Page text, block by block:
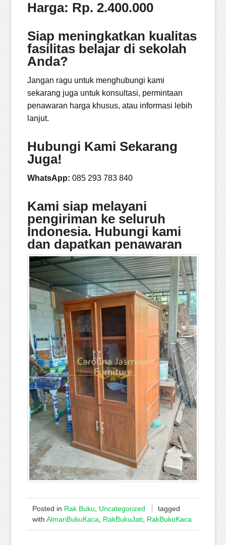
Harga: Rp. 2.400.000
Siap meningkatkan kualitas
fasilitas belajar di sekolah
Anda?
Jangan ragu untuk menghubungi kami
sekarang juga untuk konsultasi, permintaan
penawaran harga khusus, atau informasi lebih
lanjut.
Hubungi Kami Sekarang
Juga!
WhatsApp: 085 293 783 840
Kami siap melayani
pengiriman ke seluruh
Indonesia. Hubungi kami
dan dapatkan penawaran
Posted in Rak Buku Uncategorized
tagged
with AlmariBukuKaca RakBukuJati, RakBukuKaca